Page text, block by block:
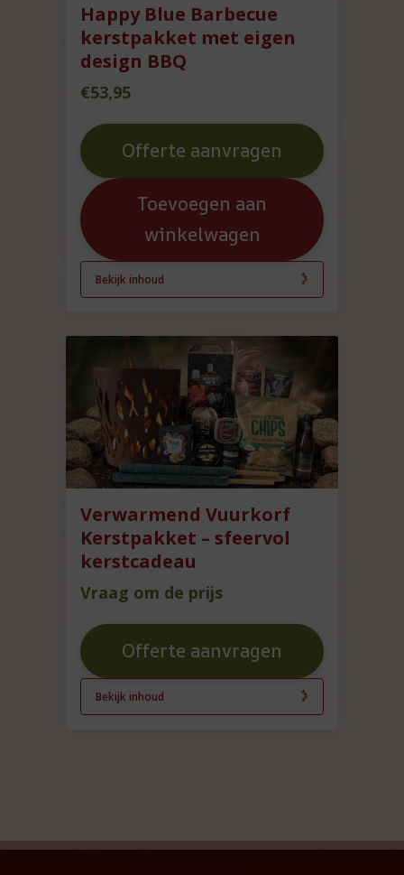
Happy Blue Barbecue
kerstpakket met eigen
design BBQ
€53,95
Offerte aanvragen
Toevoegen aan
winkelwagen
Bekijk inhoud
Verwarmend Vuurkorf
Kerstpakket – sfeervol
kerstcadeau
Vraag om de prijs
Offerte aanvragen
Bekijk inhoud